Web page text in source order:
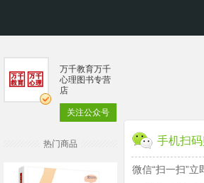
万千教育万千
心理图书专营
店
关注公众号
热门商品 手机扫
微信“扫一扫”立